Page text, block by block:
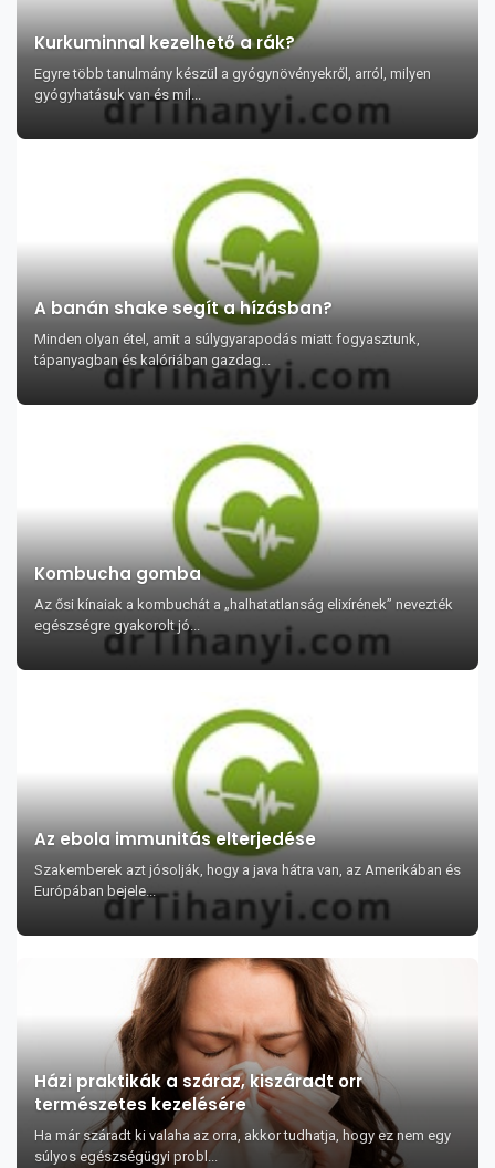
Kurkuminnal kezelhető a rák?
Egyre több tanulmány készül a gyógynövényekről, arról, milyen
gyógyhatásuk van és mil...
A banán shake segít a hízásban?
Minden olyan étel, amit a súlygyarapodás miatt fogyasztunk,
tápanyagban és kalóriában gazdag...
Kombucha gomba
Az ősi kínaiak a kombuchát a „halhatatlanság elixírének” nevezték
egészségre gyakorolt jó...
Az ebola immunitás elterjedése
Szakemberek azt jósolják, hogy a java hátra van, az Amerikában és
Európában bejele...
Házi praktikák a száraz, kiszáradt orr
természetes kezelésére
Ha már száradt ki valaha az orra, akkor tudhatja, hogy ez nem egy
súlyos egészségügyi probl...